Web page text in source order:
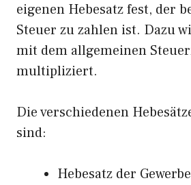
eigenen Hebesatz fest, der
Steuer zu zahlen ist. Dazu
mit dem allgemeinen
multipliziert.
Die verschiedenen
sind:
Hebesatz der